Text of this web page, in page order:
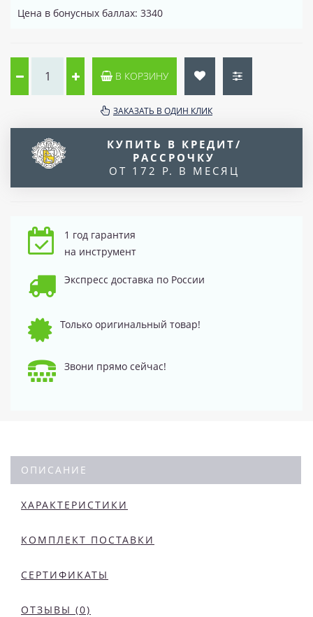
Цена в бонусных баллах: 3340
В КОРЗИНУ
ЗАКАЗАТЬ В ОДИН КЛИК
КУПИТЬ В КРЕДИТ/
РАССРОЧКУ
ОТ 172 Р. В МЕСЯЦ
1 год гарантия
на инструмент
Экспресс доставка по России
Только оригинальный товар!
Звони прямо сейчас!
ОПИСАНИЕ
ХАРАКТЕРИСТИКИ
КОМПЛЕКТ ПОСТАВКИ
СЕРТИФИКАТЫ
ОТЗЫВЫ (0)